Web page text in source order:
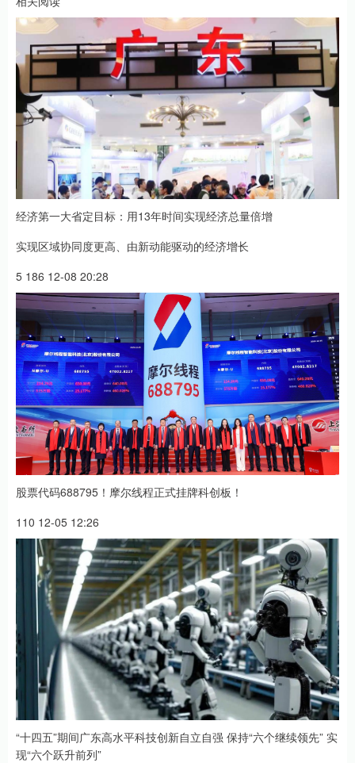
经济第一大省定目标：用13年时间实现经济总量倍增
实现区域协同度更高、由新动能驱动的经济增长
5 186 12-08 20:28
股票代码688795！摩尔线程正式挂牌科创板！
110 12-05 12:26
“十四五”期间广东高水平科技创新自立自强 保持“六个继续领先” 实
现“六个跃升前列”